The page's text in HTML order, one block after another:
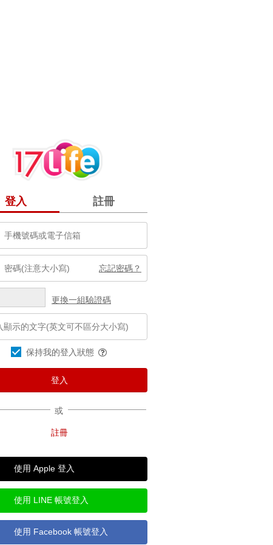
登入 註冊
忘記密碼？
更換一組驗證碼
保持我的登入狀態
或
使用 Apple 登入
使用 LINE 帳號登入
使用 Facebook 帳號登入